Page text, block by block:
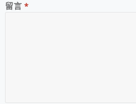
留言 *